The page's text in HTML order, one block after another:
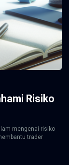
Risiko
mengenai risiko
trader